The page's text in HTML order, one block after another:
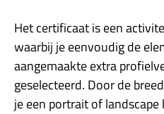
Het certificaat is een
waarbij je eenvoudig de
aangemaakte extra
geselecteerd. Door de
je een portrait of